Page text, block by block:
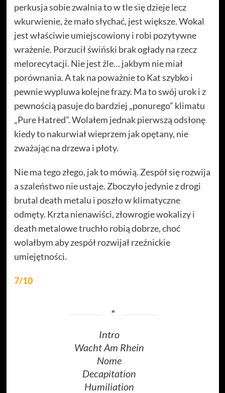
perkusja sobie zwalnia to w tle się dzieje lecz
wkurwienie, że mało słychać, jest większe. Wokal
jest właściwie umiejscowiony i robi pozytywne
wrażenie. Porzucił świński brak ogłady na rzecz
melorecytacji. Nie jest źle… jakbym nie miał
porównania. A tak na poważnie to Kat szybko i
pewnie wypluwa kolejne frazy. Ma to swój urok i z
pewnością pasuje do bardziej „ponurego” klimatu
„Pure Hatred”. Wolałem jednak pierwszą odsłonę
kiedy to nakurwiał wieprzem jak opętany, nie
zważając na drzewa i płoty.
Nie ma tego złego, jak to mówią. Zespół się rozwija
a szaleństwo nie ustaje. Zboczyło jedynie z drogi
brutal death metalu i poszło w klimatyczne
odmęty. Krzta nienawiści, złowrogie wokalizy i
death metalowe truchło robią dobrze, choć
wolałbym aby zespół rozwijał rzeźnickie
umiejętności.
7/10
Intro
Wacht Am Rhein
Nome
Decapitation
Humiliation